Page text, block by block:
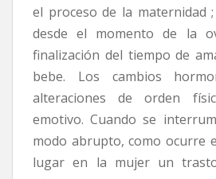
el proceso de la maternidad
desde el momento de la
finalización del tiempo de
bebe. Los cambios
alteraciones de orden
emotivo. Cuando se
modo abrupto, como ocurre
lugar en la mujer un